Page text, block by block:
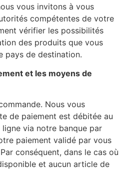
vous invitons à vous
compétentes de votre
vérifier les possibilités
des produits que vous
pays de destination.
et les moyens de
Nous vous
de paiement est débitée au
via notre banque par
paiement validé par vous
conséquent, dans le cas où
et aucun article de